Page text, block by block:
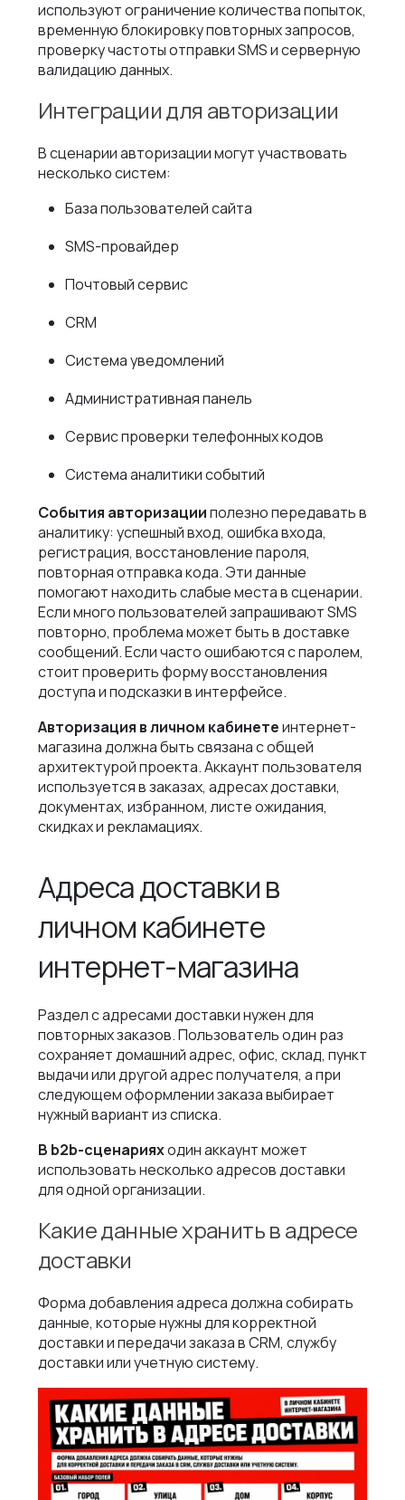
используют ограничение количества попыток,
временную блокировку повторных запросов,
проверку частоты отправки SMS и серверную
валидацию данных.
Интеграции для авторизации
В сценарии авторизации могут участвовать
несколько систем:
База пользователей сайта
SMS-провайдер
Почтовый сервис
CRM
Система уведомлений
Административная панель
Сервис проверки телефонных кодов
Система аналитики событий
События авторизацииполезно передавать в
аналитику: успешный вход, ошибка входа,
регистрация, восстановление пароля,
повторная отправка кода. Эти данные
помогают находить слабые места в сценарии.
Если много пользователей запрашивают SMS
повторно, проблема может быть в доставке
сообщений. Если часто ошибаются с паролем,
стоит проверить форму восстановления
доступа и подсказки в интерфейсе.
Авторизация в личном кабинетеинтернет-
магазина должна быть связана с общей
архитектурой проекта. Аккаунт пользователя
используется в заказах, адресах доставки,
документах, избранном, листе ожидания,
скидках и рекламациях.
Адреса доставки в
личном кабинете
интернет-магазина
Раздел с адресами доставки нужен для
повторных заказов. Пользователь один раз
сохраняет домашний адрес, офис, склад, пункт
выдачи или другой адрес получателя, а при
следующем оформлении заказа выбирает
нужный вариант из списка.
В b2b-сценарияходин аккаунт может
использовать несколько адресов доставки
для одной организации.
Какие данные хранить в адресе
доставки
Форма добавления адреса должна собирать
данные, которые нужны для корректной
доставки и передачи заказа в CRM, службу
доставки или учетную систему.